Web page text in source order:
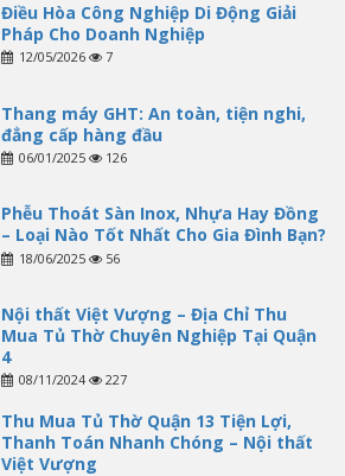
Điều Hòa Công Nghiệp Di Động Giải
Pháp Cho Doanh Nghiệp
12/05/2026 7
Thang máy GHT: An toàn, tiện nghi,
đẳng cấp hàng đầu
06/01/2025 126
Phễu Thoát Sàn Inox, Nhựa Hay Đồng
– Loại Nào Tốt Nhất Cho Gia Đình Bạn?
18/06/2025 56
Nội thất Việt Vượng – Địa Chỉ Thu
Mua Tủ Thờ Chuyên Nghiệp Tại Quận
4
08/11/2024 227
Thu Mua Tủ Thờ Quận 13 Tiện Lợi,
Thanh Toán Nhanh Chóng – Nội thất
Việt Vượng